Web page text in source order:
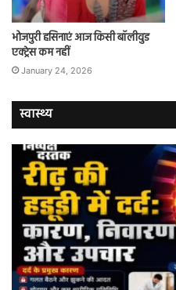
भोजपुरी हसिनाएं आज किसी बॉलीवुड
एक्ट्रेस कम नहीं
January 24, 2026
स्वास्थ्य